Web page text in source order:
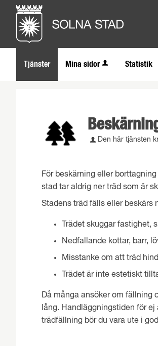
Tjänster Mina sidor Statistik
Den här tjänsten
För beskärning eller
stad tar aldrig ner träd som är
Stadens träd fälls eller beskärs
Trädet skuggar fastighet,
Nedfallande kottar, barr,
Misstanke om att träd
Trädet är inte estetiskt
Då många ansöker om fällning
lång. Handläggningstiden för
trädfällning bör du vara ute i